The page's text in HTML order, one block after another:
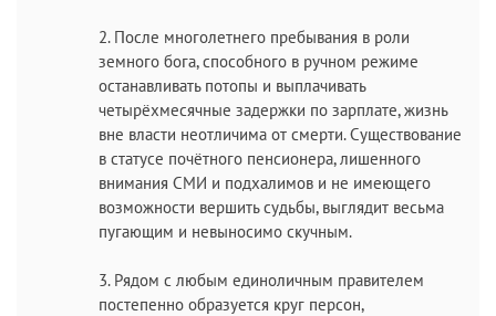
2. После многолетнего пребывания в роли
земного бога, способного в ручном режиме
останавливать потопы и выплачивать
четырёхмесячные задержки по зарплате, жизнь
вне власти неотличима от смерти. Существование
в статусе почётного пенсионера, лишенного
внимания СМИ и подхалимов и не имеющего
возможности вершить судьбы, выглядит весьма
пугающим и невыносимо скучным.
3. Рядом с любым единоличным правителем
постепенно образуется круг персон,